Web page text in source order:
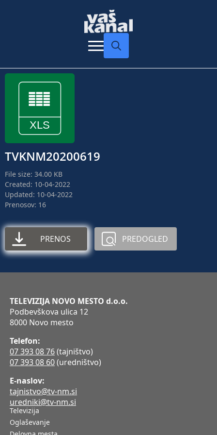
TVKNM20200619
File size: 34.00 KB
Created: 10-04-2022
Updated: 10-04-2022
Prenosov: 16
PRENOS PREDOGLED
TELEVIZIJA NOVO MESTO d.o.o.
Podbevškova ulica 12
8000 Novo mesto
Telefon:
07 393 08 76(tajništvo)
07 393 08 60(uredništvo)
E-naslov:
tajnistvo@tv-nm.si
uredniki@tv-nm.si
Televizija
Oglaševanje